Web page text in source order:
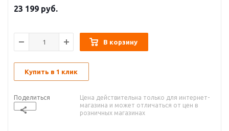
23 199 руб.
В корзину
Купить в 1 клик
Поделиться
Цена действительна только для интернет-
магазина и может отличаться от цен в
розничных магазинах